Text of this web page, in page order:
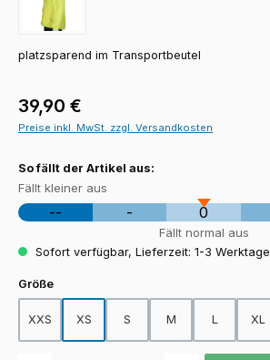
platzsparend im Transportbeutel
Regulärer Preis:
39,90 €
Preise inkl. MwSt. zzgl. Versandkosten
So fällt der Artikel aus:
Fällt kleiner aus
-- - 0
Fällt normal aus
Sofort verfügbar, Lieferzeit: 1-3 Werktage
Größeauswählen
XXS XS S M L XL